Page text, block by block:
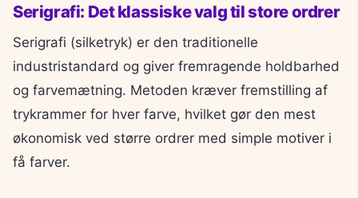
Serigrafi: Det klassiske valg til store ordrer
Serigrafi (silketryk) er den traditionelle
industristandard og giver fremragende holdbarhed
og farvemætning. Metoden kræver fremstilling af
trykrammer for hver farve, hvilket gør den mest
økonomisk ved større ordrer med simple motiver i
få farver.